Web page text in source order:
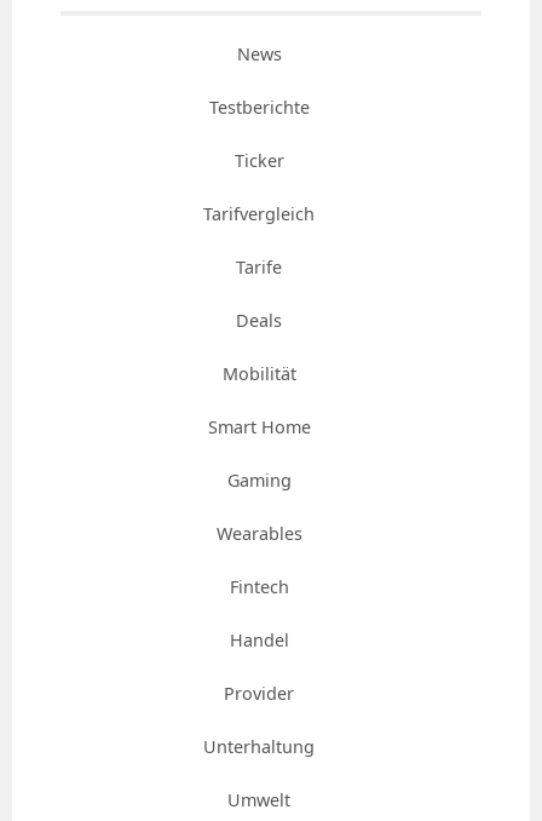
News
Testberichte
Ticker
Tarifvergleich
Tarife
Deals
Mobilität
Smart Home
Gaming
Wearables
Fintech
Handel
Provider
Unterhaltung
Umwelt